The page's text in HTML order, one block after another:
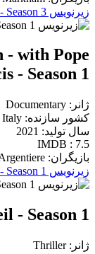
زیرنویس In the Dark - Season 3
- with Pope
- Season 1
ژانر: Documentary
کشور سازنده: Italy
سال تولید: 2021
IMDB : 7.5
بازیگران: Pope Francis, Martin Scorsese, Elias Argentiere
زیرنویس Stories of a Generation - with Pope Francis - Season 1
- Season 1
ژانر: Thriller